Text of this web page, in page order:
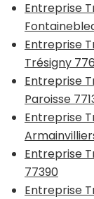
Entreprise
Entreprise
Trésigny
Entreprise
Paroisse
Entreprise
Entreprise
77390
Entreprise